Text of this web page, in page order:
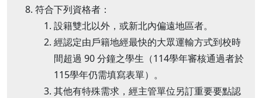
符合下列資格者：
設籍雙北以外，或新北內偏遠地區者。
經認定由戶籍地經最快的大眾運輸方式到校時
間超過 90 分鐘之學生（114學年審核通過者於
115學年仍需填寫表單）。
其他有特殊需求，經主管單位另訂重要要點認